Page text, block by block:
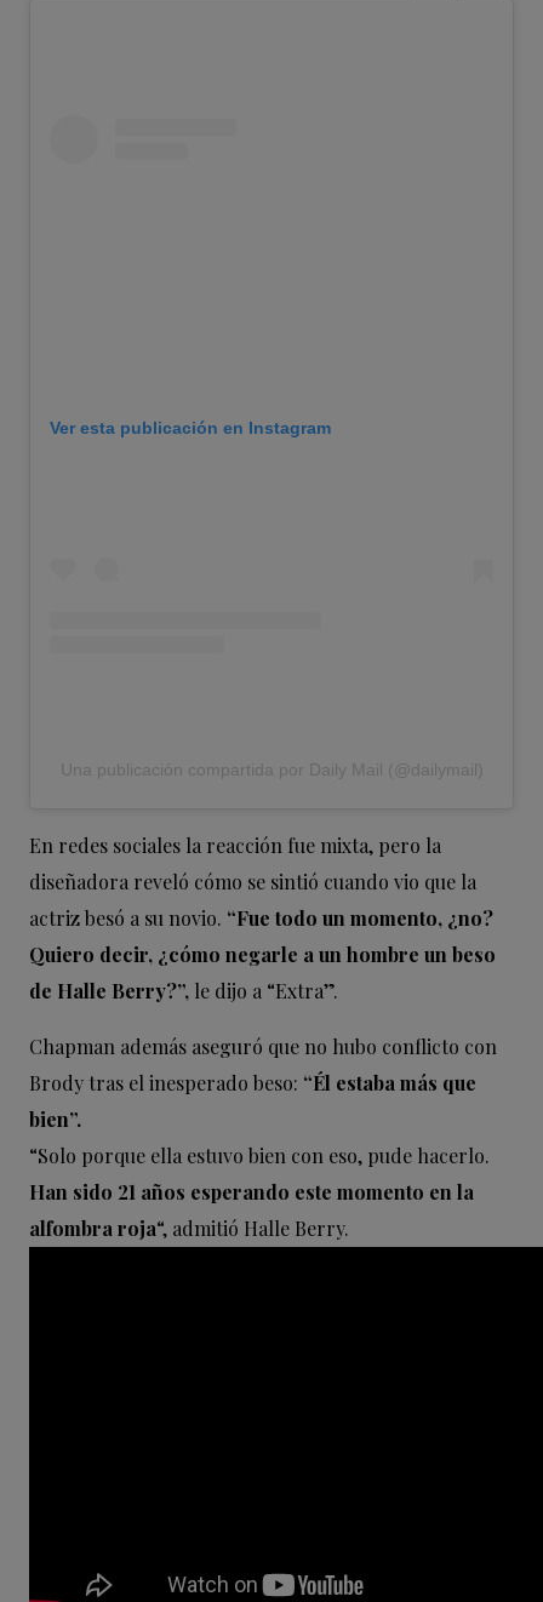
Ver esta publicación en Instagram
Una publicación compartida por Daily Mail (@dailymail)
En redes sociales la reacción fue mixta, pero la
diseñadora reveló cómo se sintió cuando vio que la
actriz besó a su novio. “Fue todo un momento, ¿no?
Quiero decir, ¿cómo negarle a un hombre un beso
de Halle Berry?”, le dijo a “Extra”.
Chapman además aseguró que no hubo conflicto con
Brody tras el inesperado beso: “Él estaba más que
bien”.
“Solo porque ella estuvo bien con eso, pude hacerlo.
Han sido 21 años esperando este momento en la
alfombra roja“, admitió Halle Berry.